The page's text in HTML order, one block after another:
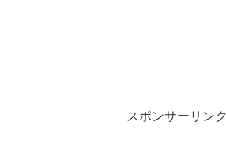
スポンサーリンク